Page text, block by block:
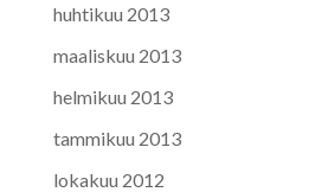
huhtikuu 2013
maaliskuu 2013
helmikuu 2013
tammikuu 2013
lokakuu 2012